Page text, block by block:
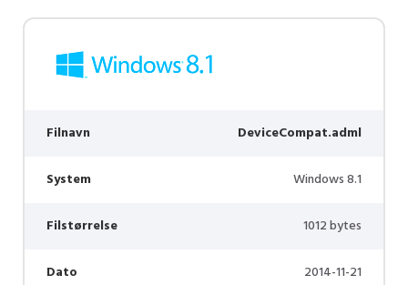
Filnavn DeviceCompat.adml
System Windows 8.1
Filstørrelse 1012 bytes
Dato 2014-11-21